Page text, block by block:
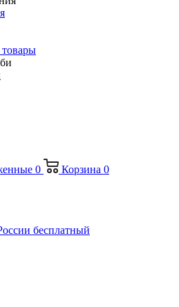
0 Корзина 0
бесплатный